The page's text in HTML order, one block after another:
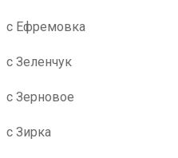
с Ефремовка
с Зеленчук
с Зерновое
с Зирка